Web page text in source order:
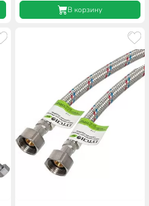
В корзину